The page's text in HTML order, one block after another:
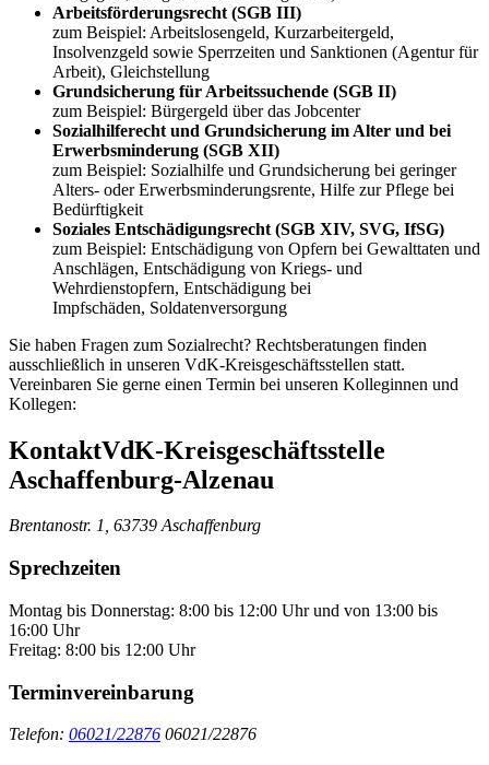
Arbeitsförderungsrecht (SGB III)
zum Beispiel: Arbeitslosengeld, Kurzarbeitergeld,
Insolvenzgeld sowie Sperrzeiten und Sanktionen (Agentur für
Arbeit), Gleichstellung
Grundsicherung für Arbeitssuchende (SGB II)
zum Beispiel: Bürgergeld über das Jobcenter
Sozialhilferecht und Grundsicherung im Alter und bei
Erwerbsminderung (SGB XII)
zum Beispiel: Sozialhilfe und Grundsicherung bei geringer
Alters- oder Erwerbsminderungsrente, Hilfe zur Pflege bei
Bedürftigkeit
Soziales Entschädigungsrecht (SGB XIV, SVG, IfSG)
zum Beispiel: Entschädigung von Opfern bei Gewalttaten und
Anschlägen, Entschädigung von Kriegs- und
Wehrdienstopfern, Entschädigung bei
Impfschäden, Soldatenversorgung
Sie haben Fragen zum Sozialrecht? Rechtsberatungen finden
ausschließlich in unseren VdK-Kreisgeschäftsstellen statt.
Vereinbaren Sie gerne einen Termin bei unseren Kolleginnen und
Kollegen:
KontaktVdK-Kreisgeschäftsstelle
Aschaffenburg-Alzenau
Brentanostr. 1, 63739 Aschaffenburg
Sprechzeiten
Montag bis Donnerstag: 8:00 bis 12:00 Uhr und von 13:00 bis
16:00 Uhr
Freitag: 8:00 bis 12:00 Uhr
Terminvereinbarung
Telefon: 06021/22876 06021/22876